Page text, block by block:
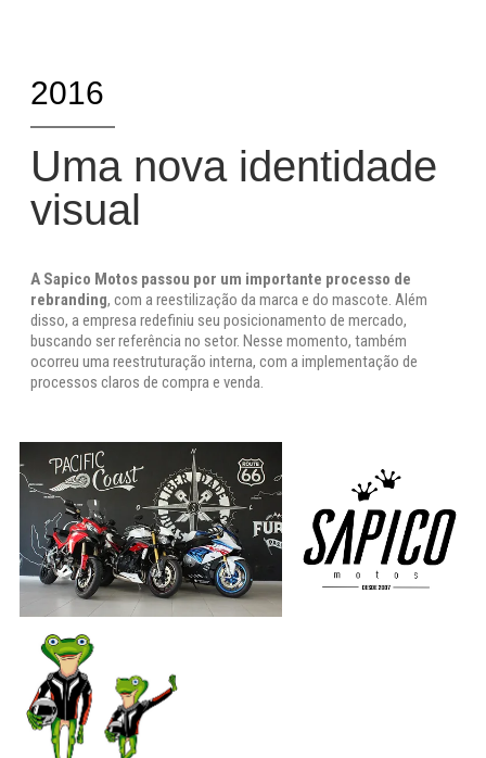
2016
Uma nova identidade
visual
A Sapico Motos passou por um importante processo de
rebranding, com a reestilização da marca e do mascote. Além
disso, a empresa redefiniu seu posicionamento de mercado,
buscando ser referência no setor. Nesse momento, também
ocorreu uma reestruturação interna, com a implementação de
processos claros de compra e venda.